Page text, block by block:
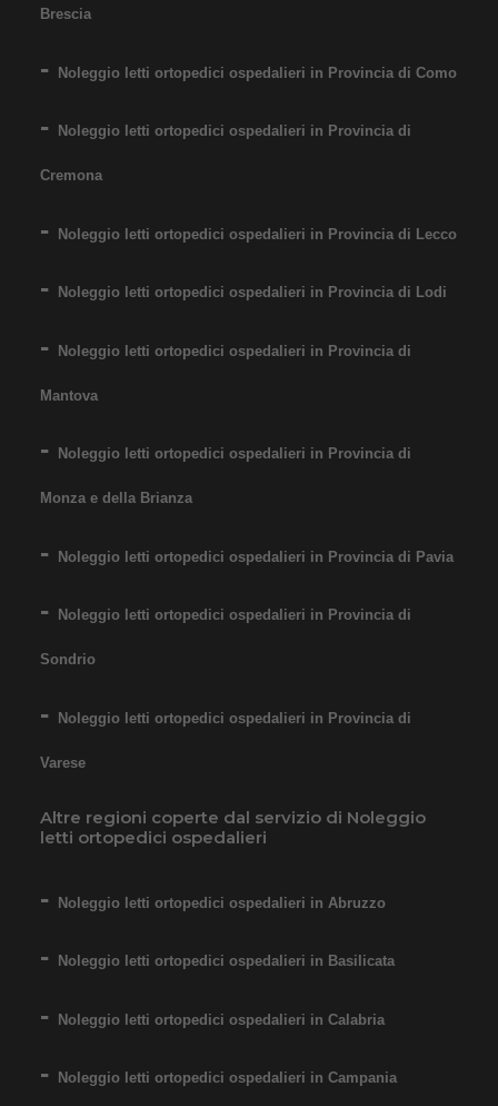
Brescia
Noleggio letti ortopedici ospedalieri in Provincia di Como
Noleggio letti ortopedici ospedalieri in Provincia di
Cremona
Noleggio letti ortopedici ospedalieri in Provincia di Lecco
Noleggio letti ortopedici ospedalieri in Provincia di Lodi
Noleggio letti ortopedici ospedalieri in Provincia di
Mantova
Noleggio letti ortopedici ospedalieri in Provincia di
Monza e della Brianza
Noleggio letti ortopedici ospedalieri in Provincia di Pavia
Noleggio letti ortopedici ospedalieri in Provincia di
Sondrio
Noleggio letti ortopedici ospedalieri in Provincia di
Varese
Altre regioni coperte dal servizio di Noleggio
letti ortopedici ospedalieri
Noleggio letti ortopedici ospedalieri in Abruzzo
Noleggio letti ortopedici ospedalieri in Basilicata
Noleggio letti ortopedici ospedalieri in Calabria
Noleggio letti ortopedici ospedalieri in Campania